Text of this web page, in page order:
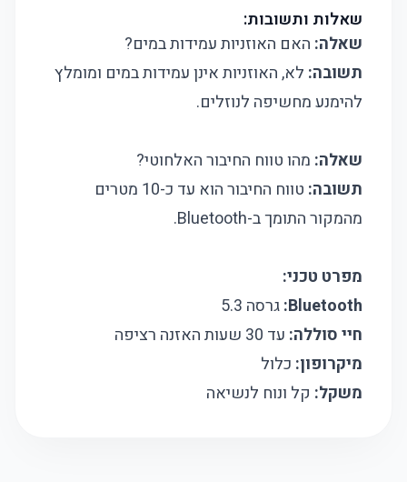
שאלות ותשובות:
שאלה: האם האוזניות עמידות במים?
תשובה: לא, האוזניות אינן עמידות במים ומומלץ
להימנע מחשיפה לנוזלים.
שאלה: מהו טווח החיבור האלחוטי?
תשובה:
טווח החיבור הוא עד כ-10 מטרים
מהמקור התומך ב-Bluetooth.
מפרט טכני:
Bluetooth: גרסה 5.3
חיי סוללה: עד 30 שעות האזנה רציפה
מיקרופון: כלול
משקל: קל ונוח לנשיאה